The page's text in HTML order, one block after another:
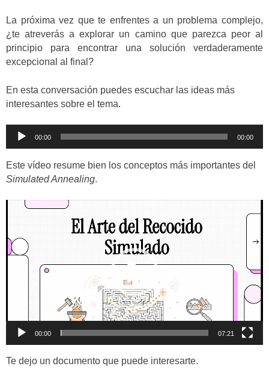
La próxima vez que te enfrentes a un problema complejo,
¿te atreverás a explorar un camino que parezca peor al
principio para encontrar una solución verdaderamente
excepcional al final?
En esta conversación puedes escuchar las ideas más
interesantes sobre el tema.
Reproductor
00:00 00:00
Este vídeo resume bien los conceptos más importantes del
Simulated Annealing.
Reproductor
00:00 07:21
Te dejo un documento que puede interesarte.